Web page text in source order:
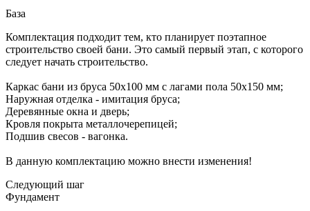
База
Комплектация подходит тем, кто планирует поэтапное
строительство своей бани. Это самый первый этап, с которого
следует начать строительство.
Каркас бани из бруса 50х100 мм с лагами пола 50х150 мм;
Наружная отделка - имитация бруса;
Деревянные окна и дверь;
Кровля покрыта металлочерепицей;
Подшив свесов - вагонка.
В данную комплектацию можно внести изменения!
Следующий шаг
Фундамент